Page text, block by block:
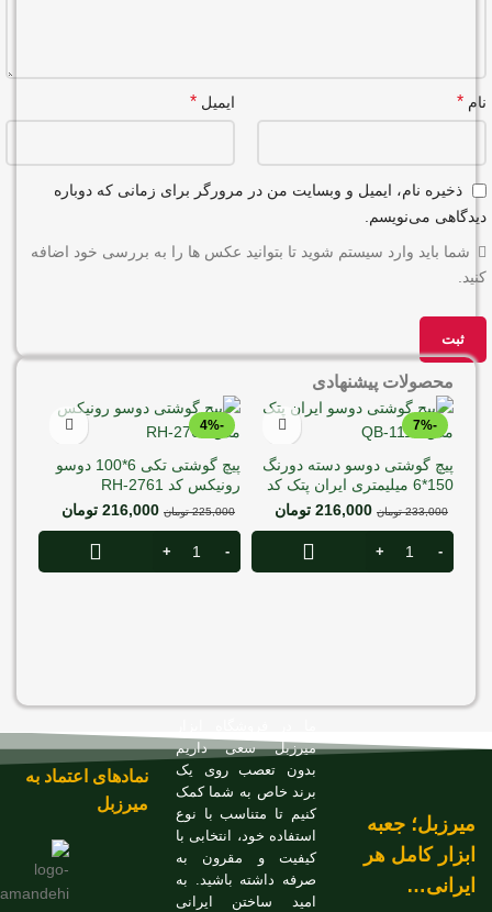
نام * ایمیل *
ذخیره نام، ایمیل و وبسایت من در مرورگر برای زمانی که دوباره
دیدگاهی می‌نویسم.
شما باید وارد سیستم شوید تا بتوانید عکس ها را به بررسی خود اضافه
کنید.
محصولات پیشنهادی
-7%
پیچ گوشتی دوسو دسته دورنگ
150*6 میلیمتری ایران پتک کد
QB-1116
233,000 تومان 216,000 تومان
-4%
پیچ گوشتی تکی 6*100 دوسو
رونیکس کد RH-2761
225,000 تومان 216,000 تومان
میرزبل؛ جعبه
ابزار کامل هر
ایرانی…
میرزبل سعی داریم
بدون تعصب روی یک
برند خاص به شما کمک
کنیم تا متناسب با نوع
استفاده خود، انتخابی با
کیفیت و مقرون به
صرفه داشته باشید. به
امید ساختن ایرانی
نمادهای اعتماد به
میرزبل